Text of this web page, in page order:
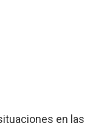
en las